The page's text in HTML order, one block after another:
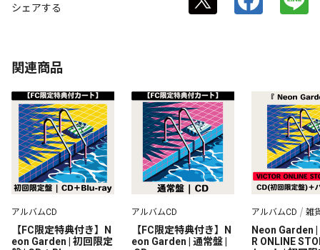
シェアする
関連商品
アルバムCD
【FC限定特典付き】N
eon Garden | 初回限定
アルバムCD
【FC限定特典付き】N
eon Garden | 通常盤 |
アルバムCD 雑
Neon Garden
R ONLINE